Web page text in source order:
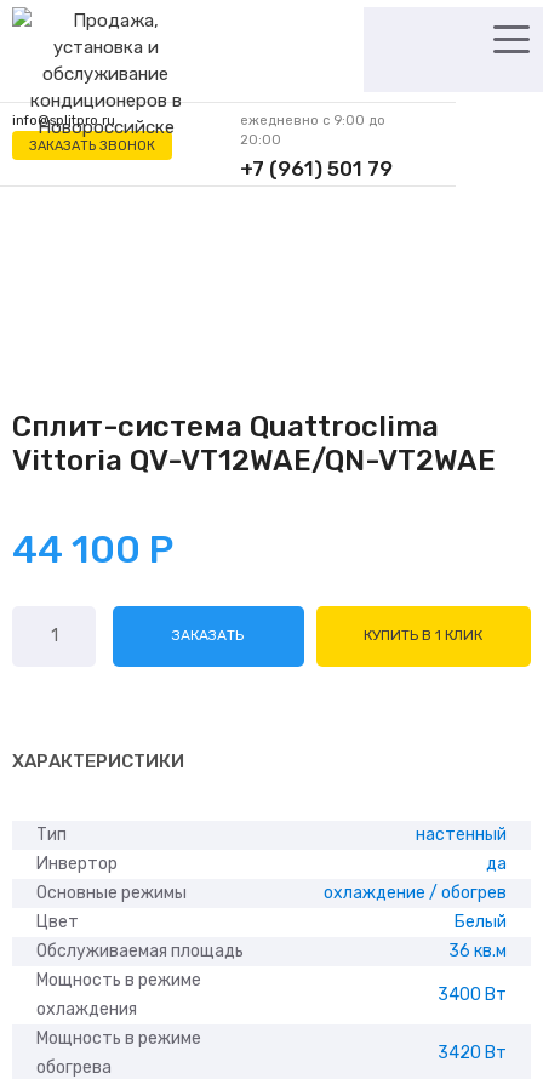
Перейти
содержимому
info@splitpro.ru
ЗАКАЗАТЬ ЗВОНОК
ежедневно с 9:00 до
20:00
+7 (961) 501 79
62
Сплит-система Quattroclima
Vittoria QV-VT12WAE/QN-VT2WAE
44 100 Р
товара
Quattroclima
VT12WAE/QN-
ЗАКАЗАТЬ КУПИТЬ В 1 КЛИК
ХАРАКТЕРИСТИКИ
Тип
настенный
Инвертор
да
Основные режимы
охлаждение / обогрев
Цвет
Белый
Обслуживаемая площадь
36 кв.м
Мощность в режиме
охлаждения
3400 Вт
Мощность в режиме
обогрева
3420 Вт